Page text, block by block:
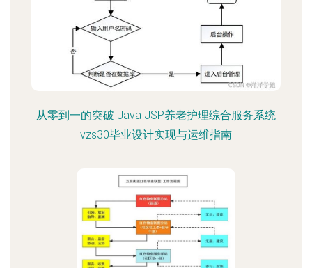
从零到一的突破 Java JSP养老护理综合服务系统
vzs30毕业设计实现与运维指南